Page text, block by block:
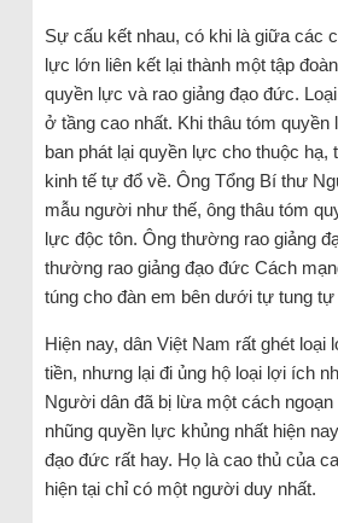
Sự cấu kết nhau, có khi là giữa các
lực lớn liên kết lại thành một tập
quyền lực và rao giảng đạo đức.
ở tầng cao nhất. Khi thâu tóm
ban phát lại quyền lực cho thuộc hạ,
kinh tế tự đổ về. Ông Tổng Bí thư
mẫu người như thế, ông thâu tóm
lực độc tôn. Ông thường rao giảng
thường rao giảng đạo đức Cách
túng cho đàn em bên dưới tự tung tự
Hiện nay, dân Việt Nam rất ghét loại
tiền, nhưng lại đi ủng hộ loại lợi ích
Người dân đã bị lừa một cách
nhũng quyền lực khủng nhất hiện
đạo đức rất hay. Họ là cao thủ của
hiện tại chỉ có một người duy nhất.